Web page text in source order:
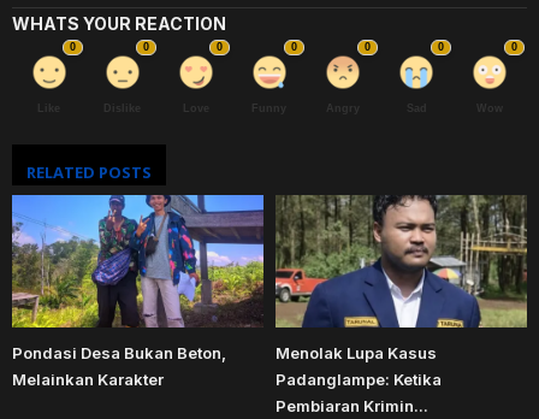
WHATS YOUR REACTION
0 0
Dislike
0
Love
0
Funny
0
Angry
0
Sad
0
Wow
RELATED POSTS
Pondasi Desa Bukan Beton,
Melainkan Karakter
Menolak Lupa Kasus
Padanglampe: Ketika
Pembiaran Krimin...